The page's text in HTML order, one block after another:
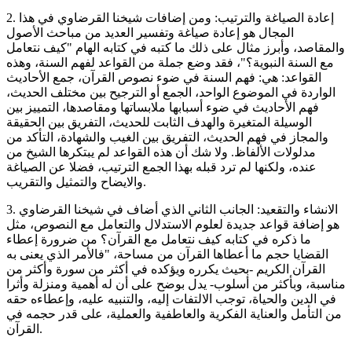
2. إعادة الصياغة والترتيب: ومن إضافات شيخنا القرضاوي في هذا
المجال هو إعادة صياغة وتفسير العديد من مباحث الأصول
والمقاصد، وأبرز مثال على ذلك ما كتبه في كتابه الهام "كيف نتعامل
مع السنة النبوية؟"، فقد وضع جملة من القواعد لفهم السنة، وهذه
القواعد: هي: فهم السنة في ضوء نصوص القرآن، جمع الأحاديث
الواردة في الموضوع الواحد، الجمع أو الترجيح بين مختلف الحديث،
فهم الأحاديث في ضوء أسبابها ملابساتها ومقاصدها، التمييز بين
الوسيلة المتغيرة والهدف الثابت للحديث، التفريق بين الحقيقة
والمجاز في فهم الحديث، التفريق بين الغيب والشهادة، التأكد من
مدلولات الألفاظ. ولا شك أن هذه القواعد لم يبتكرها الشيخ من
عنده، ولكنها لم ترد قبله بهذا الجمع الترتيب، فضلا عن الصياغة
والايضاح والتمثيل والتقريب.
3. الانشاء والتقعيد: الجانب الثاني الذي أضاف في شيخنا القرضاوي
هو إضافة قواعد جديدة لعلوم الاستدلال والتعامل مع النصوص، مثل
ما ذكره في كتابه كيف نتعامل مع القرآن؟ من ضرورة إعطاء
القضايا حجم ما أعطاها القرآن من مساحة، "فالأمر الذي يعنى به
القرآن الكريم -بحيث يكرره ويؤكده في أكثر من سورة وأكثر من
مناسبة، وبأكثر من أسلوب- يدل بوضح على أن له أهمية ومنزلة وأثرا
في الدين والحياة، توجب الالتفات إليه، والتنبيه عليه، وإعطاءه حقه
من التأمل والعناية الفكرية والعاطفية والعملية، على قدر حجمه في
القرآن.